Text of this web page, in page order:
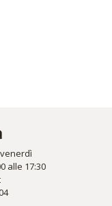
alle 17:30